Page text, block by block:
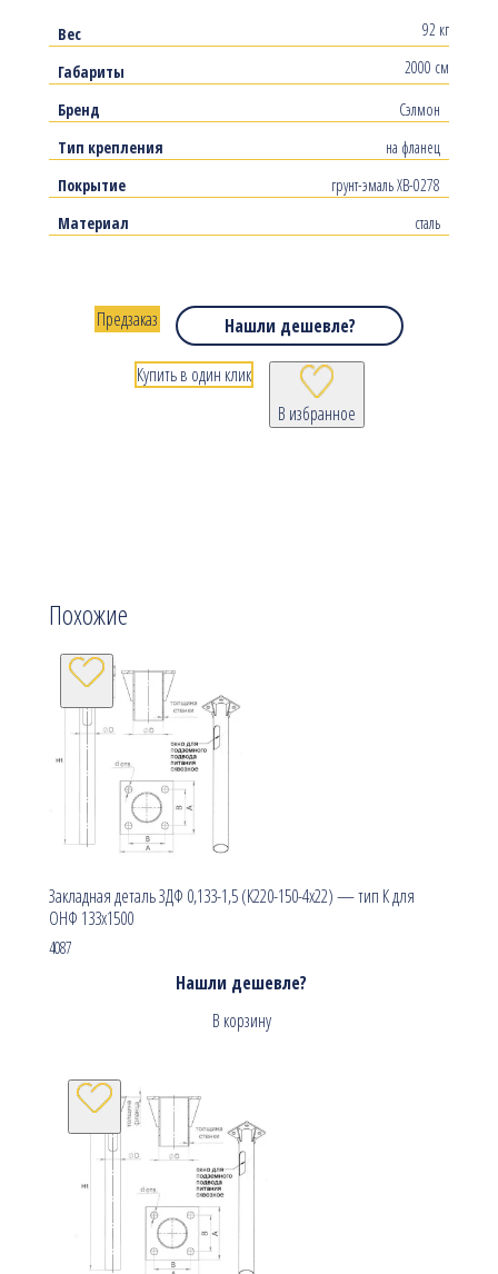
Вес
92 кг
Габариты
2000 см
Бренд
Сэлмон
Тип крепления
на фланец
Покрытие
грунт-эмаль ХВ-0278
Материал
сталь
Нашли дешевле?
В избранное
Предзаказ
Купить в один клик
Похожие
Закладная деталь ЗДФ 0,133-1,5 (К220-150-4х22) — тип К для
ОНФ 133х1500
4087
Нашли дешевле?
В корзину